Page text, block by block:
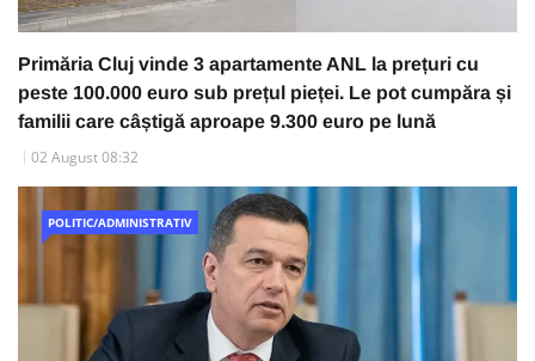
Primăria Cluj vinde 3 apartamente ANL la prețuri cu
peste 100.000 euro sub prețul pieței. Le pot cumpăra și
familii care câștigă aproape 9.300 euro pe lună
02 August 08:32
POLITIC/ADMINISTRATIV